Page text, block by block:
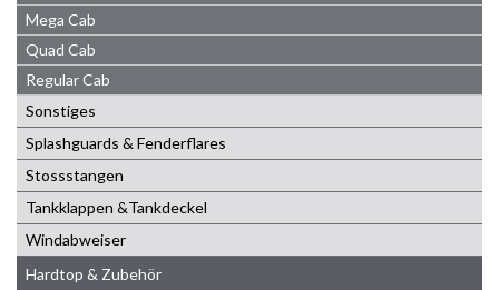
Mega Cab
Quad Cab
Regular Cab
Sonstiges
Splashguards & Fenderflares
Stossstangen
Tankklappen &Tankdeckel
Windabweiser
Hardtop & Zubehör